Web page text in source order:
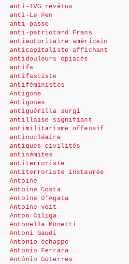
anti-IVG revêtus
anti-Le Pen
anti-passe
anti-patriotard Frans
antiautoritaire américain
anticapitaliste affichant
antidouleurs opiacés
antifa
antifasciste
antiféministes
Antigone
Antigones
antiguérilla surgi
antillaise signifiant
antimilitarisme offensif
antinucléaire
antiques civilités
antisémites
antiterroriste
Antiterroriste instaurée
Antoine
Antoine Costa
Antoine D’Agata
Antoine voit
Anton Ciliga
Antonella Monetti
Antoni Gaudi
Antonio échappe
Antonio Ferrara
António Guterres